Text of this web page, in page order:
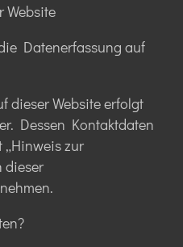
Website
Datenerfassung auf
dieser Website erfolgt
Dessen Kontaktdaten
„Hinweis zur
dieser